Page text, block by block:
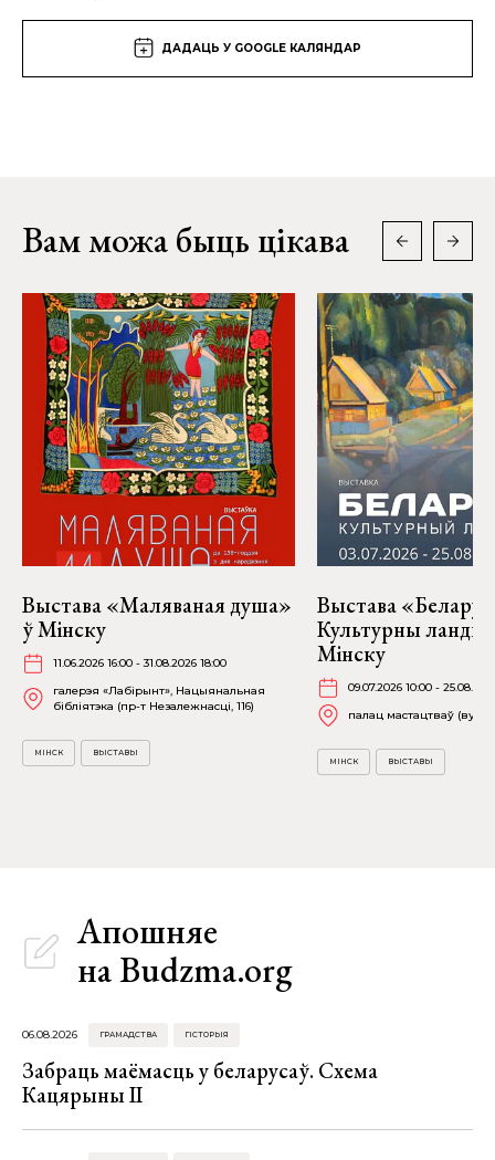
ДАДАЦЬ У GOOGLE КАЛЯНДАР
Вам можа быць цікава
Выстава «Маляваная душа»
ў Мінску
11.06.2026 16:00 - 31.08.2026 18:00
галерэя «Лабірынт», Нацыянальная
бібліятэка (пр-т Незалежнасці, 116)
МІНСК ВЫСТАВЫ
Выстава
Культурны
Мінску
09.07.2026 10:00 -
палац мастацтваў (вул.
МІНСК ВЫСТАВЫ
Апошняе
на Budzma.org
06.08.2026 ГРАМАДСТВА ГІСТОРЫЯ
Забраць маёмасць у беларусаў. Схема
Кацярыны ІІ